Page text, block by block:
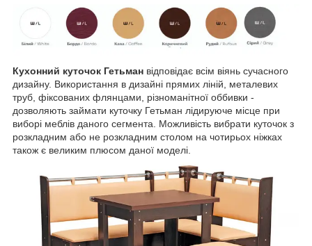
Кухонний куточок Гетьман відповідає всім віянь сучасного
дизайну. Використання в дизайні прямих ліній, металевих
труб, фіксованих флянцами, різноманітної оббивки -
дозволяють займати куточку Гетьман лідируюче місце при
виборі меблів даного сегмента. Можливість вибрати куточок з
розкладним або не розкладним столом на чотирьох ніжках
також є великим плюсом даної моделі.